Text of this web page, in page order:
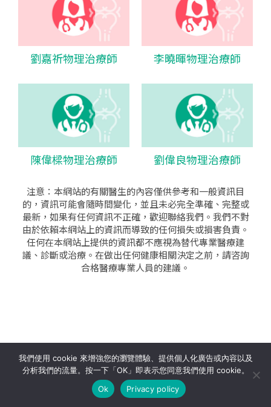
劉嘉祈物理治療師 李曉暉物理治療師
陳偉樑物理治療師 劉偉良物理治療師
注意：本網站的有關醫生的內容僅供參考和一般資訊目
的，資訊可能會隨時間變化，並且未必完全準確、完整或
最新，如果有任何資訊不正確，歡迎聯絡我們。我們不對
由於依賴本網站上的資訊而導致的任何損失或損害負責。
任何在本網站上提供的資訊都不應視為替代專業醫療建
議、診斷或治療。在做出任何健康相關決定之前，請咨詢
合格醫療專業人員的建議。
隱私政策 使用條款
seo公司|sem公司|網頁設計|網頁設計公司by isualsense
我們使用 cookie 來增強您的瀏覽體驗、提供個人化廣告或內容以及
分析我們的流量。按一下「OK」即表示您同意我們使用 cookie。
Ok
Privacy policy